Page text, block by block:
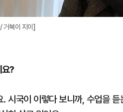
거북이 지이]
요?
시국이 이렇다 보니까, 수업을